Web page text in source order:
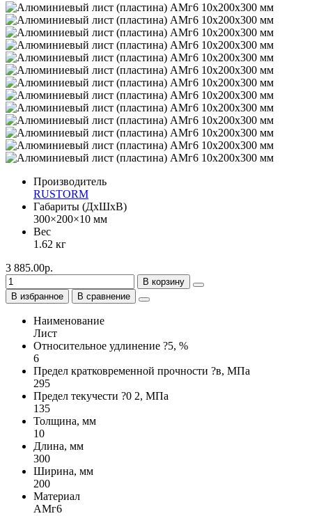
Производитель
RUSTORM
Габариты (ДхШхВ)
300×200×10 мм
Вес
1.62 кг
3 885.00р.
В корзину
В избранное
В сравнение
Наименование
Лист
Относительное удлинение ?5, %
6
Предел кратковременной прочности ?в, МПа
295
Предел текучести ?0 2, МПа
135
Толщина, мм
10
Длина, мм
300
Ширина, мм
200
Материал
АМг6